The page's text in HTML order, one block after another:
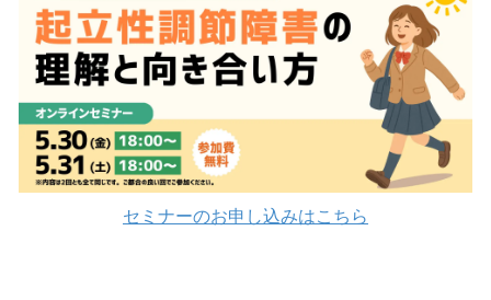
セミナーのお申し込みはこちら